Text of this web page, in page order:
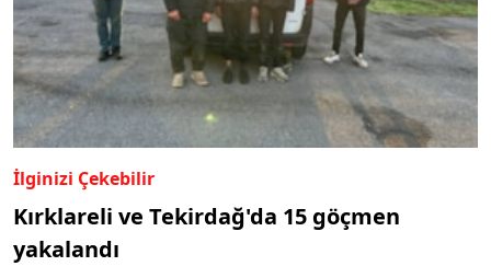
İlginizi Çekebilir
Kırklareli ve Tekirdağ'da 15 göçmen
yakalandı